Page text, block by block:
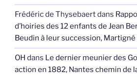
Frédéric de Thysebaertdans
d’hoiries des 12 enfants de Jean
Beudin à leur succession,
OH dans Le dernier meunier des
action en 1882, Nantes chemin de